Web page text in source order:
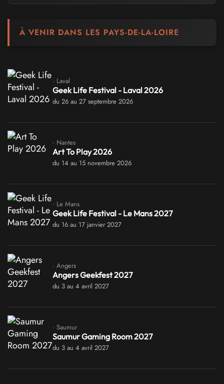
À VENIR DANS LES PAYS-DE-LA-LOIRE
· Laval
Geek Life Festival - Laval 2026
du 26 au 27 septembre 2026
· Nantes
Art To Play 2026
du 14 au 15 novembre 2026
· Le Mans
Geek Life Festival - Le Mans 2027
du 16 au 17 janvier 2027
· Angers
Angers Geekfest 2027
du 3 au 4 avril 2027
· Saumur
Saumur Gaming Room 2027
du 3 au 4 avril 2027